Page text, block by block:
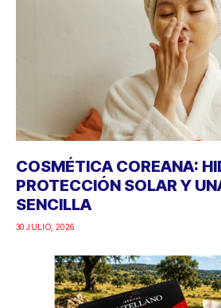
COSMÉTICA COREANA:
PROTECCIÓN SOLAR Y
SENCILLA
30 JULIO, 2026